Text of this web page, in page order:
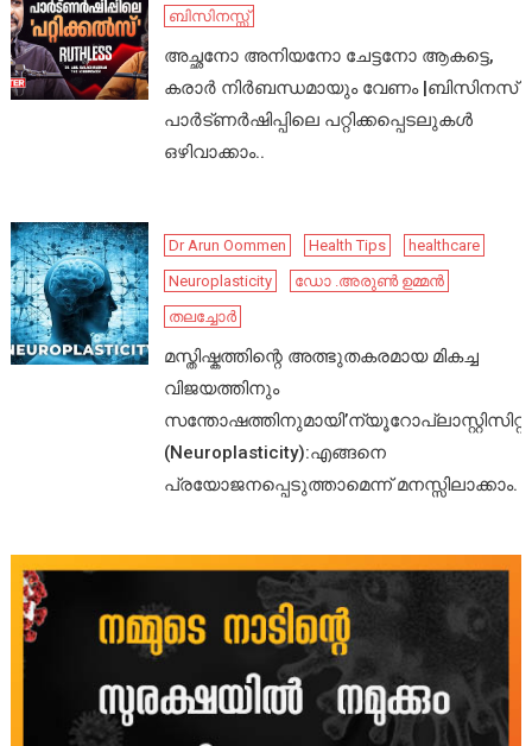
ബിസിനസ്സ്
അച്ഛനോ അനിയനോ ചേട്ടനോ ആകട്ടെ,
കരാർ നിർബന്ധമായും വേണം |ബിസിനസ്
പാർട്ണർഷിപ്പിലെ പറ്റിക്കപ്പെടലുകൾ
ഒഴിവാക്കാം..
Dr Arun Oommen Health Tips
healthcare
Neuroplasticity
ഡോ .അരുൺ ഉമ്മൻ
തലച്ചോർ
മസ്തിഷ്കത്തിന്റെ അത്ഭുതകരമായ മികച്ച
വിജയത്തിനും
സന്തോഷത്തിനുമായി’ന്യൂറോപ്ലാസ്റ്റിസിറ്റി’
(Neuroplasticity):എങ്ങനെ
പ്രയോജനപ്പെടുത്താമെന്ന് മനസ്സിലാക്കാം.